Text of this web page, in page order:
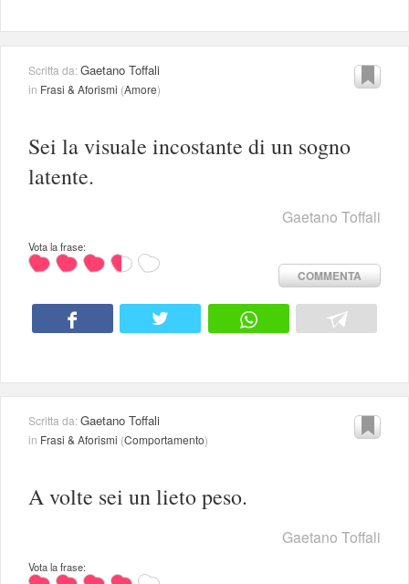
Scritta da:Gaetano Toffali
in Frasi & Aforismi (Amore)
Sei la visuale incostante di un sogno
latente.
Gaetano Toffali
Vota la frase:
COMMENTA
Scritta da:Gaetano Toffali
in Frasi & Aforismi (Comportamento)
A volte sei un lieto peso.
Gaetano Toffali
Vota la frase: